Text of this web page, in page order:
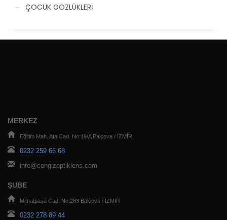
ÇOCUK GÖZLÜKLERİ
MERKEZ
Eğitim Mah. Ata Cad. No:49/A Balçova / İZMİR
0232 259 66 68
info@cengizoptiklens.com
ŞUBE
Mithatpaşa Cad. No:283 Balçova / İZMİR
0232 278 89 44